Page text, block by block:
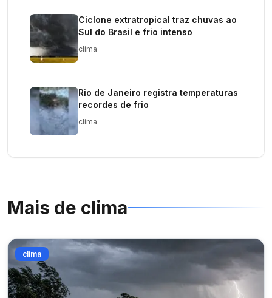
Ciclone extratropical traz chuvas ao
Sul do Brasil e frio intenso
clima
Rio de Janeiro registra temperaturas
recordes de frio
clima
Mais de clima
clima